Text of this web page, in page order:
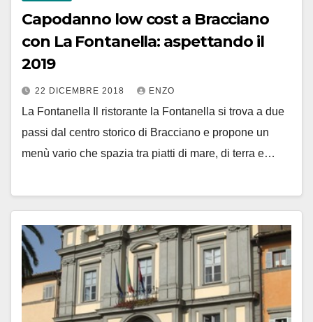
Capodanno low cost a Bracciano
con La Fontanella: aspettando il
2019
22 DICEMBRE 2018 ENZO
La Fontanella Il ristorante la Fontanella si trova a due
passi dal centro storico di Bracciano e propone un
menù vario che spazia tra piatti di mare, di terra e…